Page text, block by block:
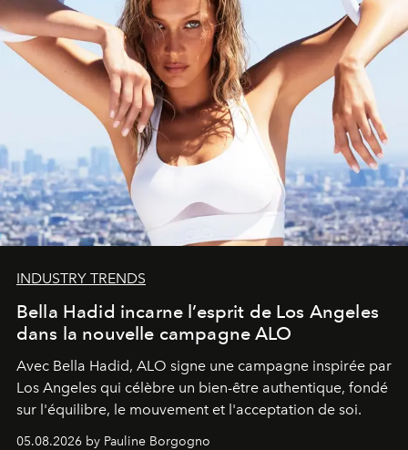
INDUSTRY TRENDS
Bella Hadid incarne l’esprit de Los Angeles
dans la nouvelle campagne ALO
Avec Bella Hadid, ALO signe une campagne inspirée par
Los Angeles qui célèbre un bien-être authentique, fondé
sur l'équilibre, le mouvement et l'acceptation de soi.
05.08.2026 by Pauline Borgogno